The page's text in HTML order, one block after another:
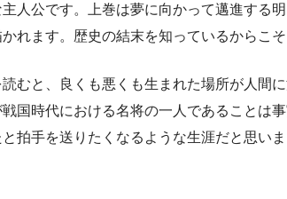
人公です。上巻は夢に向かって邁進する
れます。歴史の結末を知っているからこ
読むと、良くも悪くも生まれた場所が人間
戦国時代における名将の一人であることは
拍手を送りたくなるような生涯だと思いま